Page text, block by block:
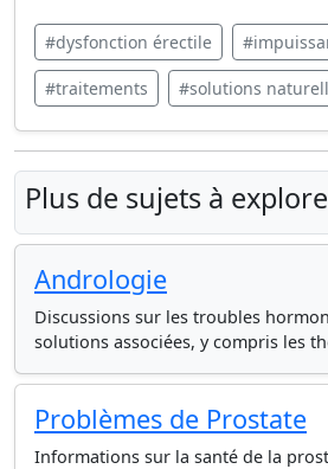
#dysfonction érectile
#traitements #solutions
Plus de sujets à
Andrologie
Discussions sur les troubles
solutions associées, y compris les
Problèmes de Prostate
Informations sur la santé de la